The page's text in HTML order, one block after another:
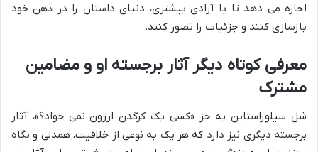
اجازه می دهد تا با آزادی بیشتری، دنیای داستان را در ذهن خود
بازسازی کنند و جزئیات را تصور کنند.
معرفی کوتاه دیگر آثار برجسته او و مضامین
مشترک
شل سیلوراستاین به جز «کسی یک کرگدن ارزون نمی خواد؟»، آثار
برجسته دیگری نیز دارد که هر یک به نوعی از خلاقیت، همدلی و نگاه